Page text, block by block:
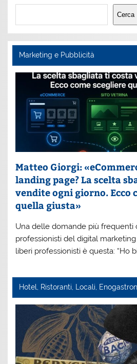
Cerca
Cerca
Marketing e Pubblicità
Matteo Giorgi:
landing page? La scelta
vendite ogni giorno. Ecco
quella giusta»
Una delle domande più frequenti
professionisti del digital
liberi professionisti è questa: “Ho
Hotel, Ristoranti, Locali,